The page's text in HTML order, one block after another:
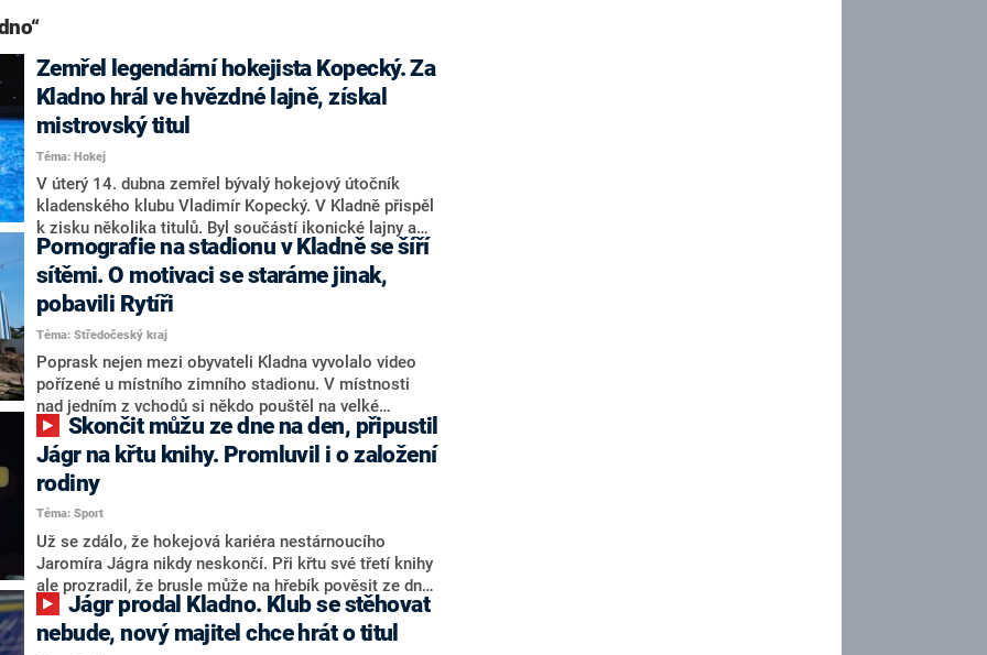
Zemřel legendární hokejista Kopecký. Za
Kladno hrál ve hvězdné lajně, získal
mistrovský titul
Téma: Hokej
V úterý 14. dubna zemřel bývalý hokejový útočník
kladenského klubu Vladimír Kopecký. V Kladně přispěl
k zisku několika titulů. Byl součástí ikonické lajny a
v nejvyšší soutěži odehrál 123 utkání. Zemřel ve věku
95 let. Informoval o tom web VašeKladno.cz.
Pornografie na stadionu v Kladně se šíří
sítěmi. O motivaci se staráme jinak,
pobavili Rytíři
Téma: Středočeský kraj
Poprask nejen mezi obyvateli Kladna vyvolalo video
pořízené u místního zimního stadionu. V místnosti
nad jedním z vchodů si někdo pouštěl na velké
obrazovce pornografický snímek, čehož si všiml jeden
z kolemjdoucích. Ozvali se i zástupci kladenských
Rytířů, s nimiž tuto patálii spojovali a kteří vysvětlili,
že do kanceláře nemají přístup. „O zdravou motivaci
před utkáním se staráme jiným způsobem,“ napsali
také v reakci na odlehčenou.
Jágr na křtu knihy. Promluvil i o založení
rodiny
Téma: Sport
Už se zdálo, že hokejová kariéra nestárnoucího
Jaromíra Jágra nikdy neskončí. Při křtu své třetí knihy
ale prozradil, že brusle může na hřebík pověsit ze dne
na den. Naznačil, za jakých okolností je ochotný zcela
opustit svůj sport.
nebude, nový majitel chce hrát o titul